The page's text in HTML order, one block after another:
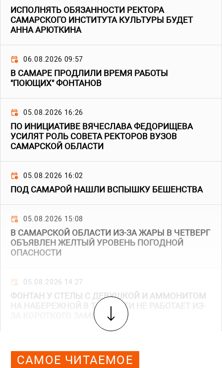
ИСПОЛНЯТЬ ОБЯЗАННОСТИ РЕКТОРА
САМАРСКОГО ИНСТИТУТА КУЛЬТУРЫ БУДЕТ
АННА АРЮТКИНА
06.08.2026 09:57
В САМАРЕ ПРОДЛИЛИ ВРЕМЯ РАБОТЫ
"ПОЮЩИХ" ФОНТАНОВ
05.08.2026 16:26
ПО ИНИЦИАТИВЕ ВЯЧЕСЛАВА ФЕДОРИЩЕВА
УСИЛЯТ РОЛЬ СОВЕТА РЕКТОРОВ ВУЗОВ
САМАРСКОЙ ОБЛАСТИ
05.08.2026 16:02
ПОД САМАРОЙ НАШЛИ ВСПЫШКУ БЕШЕНСТВА
05.08.2026 15:08
В САМАРСКОЙ ОБЛАСТИ ИЗ-ЗА ЖАРЫ В ЧЕТВЕРГ
ОБЪЯВЛЕН ЖЕЛТЫЙ УРОВЕНЬ ПОГОДНОЙ
ОПАСНОСТИ
05.08.2026 14:27
ФОНТАН У СТЕЛЫ С ДЕВУШКОЙ И АММОНИТОМ
НА НАБЕРЕЖНОЙ В ТОЛЬЯТТИ НЕ РАБОТАЕТ ИЗ-
ЗА КОРОТКОГО ЗАМЫКАНИЯ
САМОЕ ЧИТАЕМОЕ